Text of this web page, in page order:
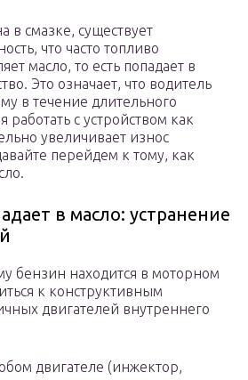
в смазке, существует
что часто топливо
масло, то есть попадает в
Это означает, что водитель
в течение длительного
с устройством как
увеличивает износ
перейдем к тому, как
в масло: устранение
бензин находится в моторном
к конструктивным
двигателей внутреннего
двигателе (инжектор,